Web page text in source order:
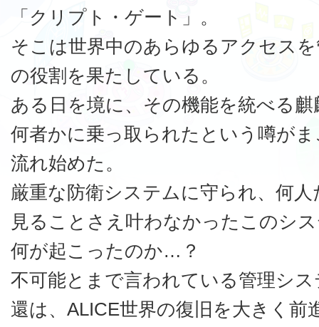
「クリプト・ゲート」。
そこは世界中のあらゆるアクセス
の役割を果たしている。
ある日を境に、その機能を統べる
何者かに乗っ取られたという噂が
流れ始めた。
厳重な防衛システムに守られ、何
見ることさえ叶わなかったこのシ
何が起こったのか…？
不可能とまで言われている管理シ
還は、ALICE世界の復旧を大きく前